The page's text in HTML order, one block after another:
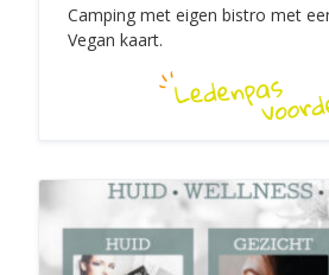
Camping met eigen bistro met
Vegan kaart.